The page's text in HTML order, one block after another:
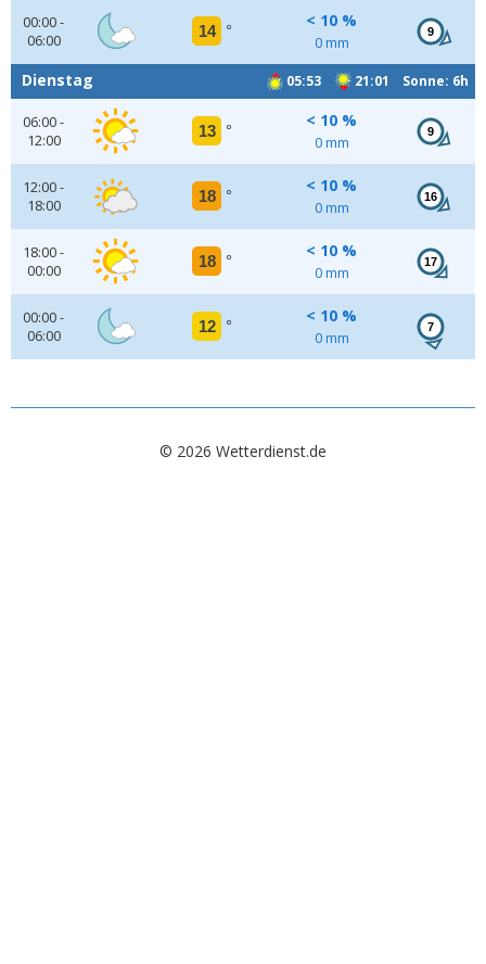
00:00 -
06:00
14 °
< 10 %
0 mm
9
05:53 21:01 Sonne: 6h
Dienstag
06:00 -
12:00
13 °
< 10 %
0 mm
9
12:00 -
18:00
18 °
< 10 %
0 mm
16
18:00 -
00:00
18 °
< 10 %
0 mm
17
00:00 -
06:00
12 °
< 10 %
0 mm
7
© 2026 Wetterdienst.de